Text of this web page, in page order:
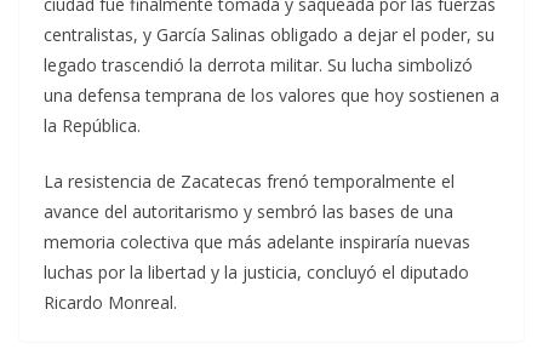
ciudad fue finalmente tomada y saqueada por las fuerzas
centralistas, y García Salinas obligado a dejar el poder, su
legado trascendió la derrota militar. Su lucha simbolizó
una defensa temprana de los valores que hoy sostienen a
la República.
La resistencia de Zacatecas frenó temporalmente el
avance del autoritarismo y sembró las bases de una
memoria colectiva que más adelante inspiraría nuevas
luchas por la libertad y la justicia, concluyó el diputado
Ricardo Monreal.